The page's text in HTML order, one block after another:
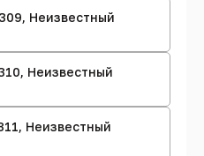
Неизвестный
Неизвестный
Неизвестный